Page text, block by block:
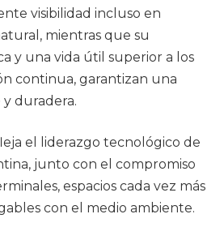
visibilidad incluso en
mientras que su
y una vida útil superior a los
continua, garantizan una
duradera.
el liderazgo tecnológico de
junto con el compromiso
espacios cada vez más
con el medio ambiente.